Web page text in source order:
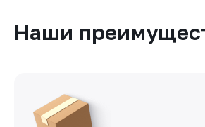
Наши